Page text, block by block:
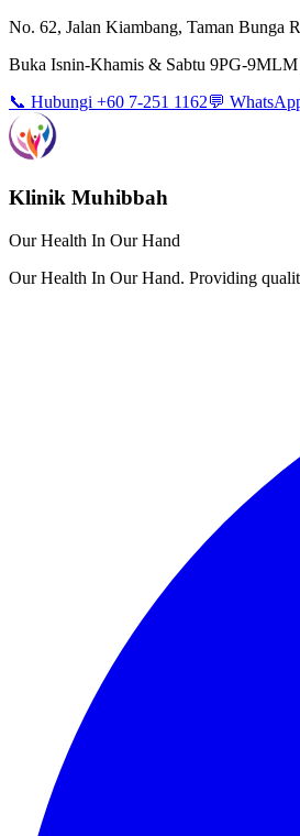
No. 62, Jalan Kiambang, Taman Bunga
Buka Isnin-Khamis & Sabtu 9PG-
📞 Hubungi +60 7-251 1162💬
Klinik Muhibbah
Our Health In Our Hand
Our Health In Our Hand. Providing